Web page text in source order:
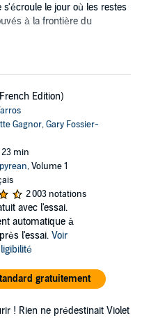
s'écroule le jour où les restes
à la frontière du
Edition)
Gagnor,Gary Fossier-
23 min
, Volume 1
2 003 notations
avec l'essai.
automatique à
l'essai. Voir
gratuitement
! Rien ne prédestinait Violet